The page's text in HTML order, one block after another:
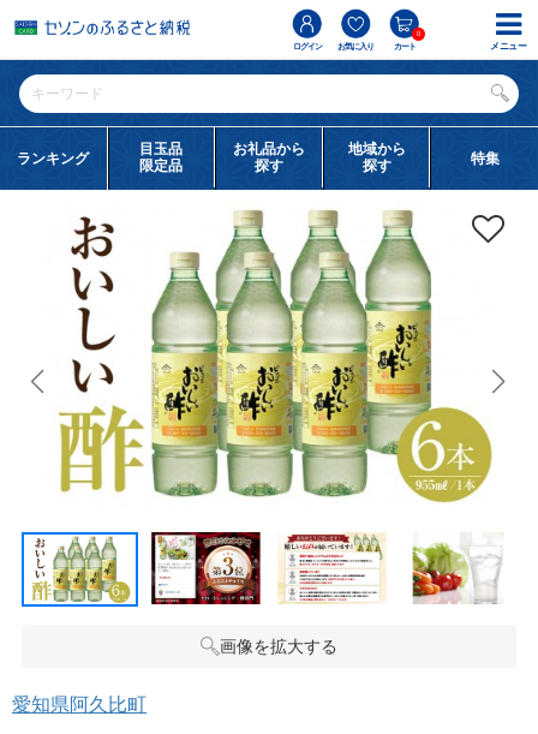
ログイン お気に入り カート
0
ランキング
目玉品
限定品
お礼品から
探す
地域から
探す
特集
画像を拡大する
愛知県阿久比町
メニュー